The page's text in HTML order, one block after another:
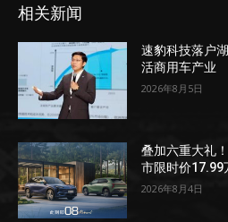
相关新闻
速豹科技落户
活商用车产业
2026年8月5日
叠加六重大礼
市限时价17.99
2026年8月4日